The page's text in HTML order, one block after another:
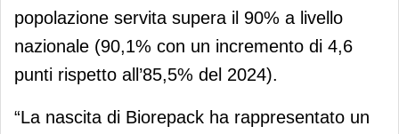
popolazione servita supera il 90% a livello
nazionale (90,1% con un incremento di 4,6
punti rispetto all’85,5% del 2024).
“La nascita di Biorepack ha rappresentato un